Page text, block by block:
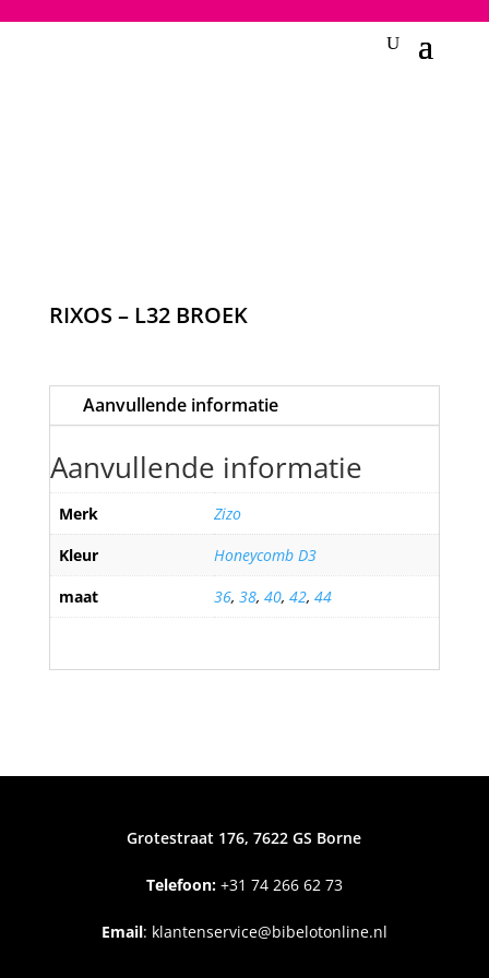
RIXOS – L32 BROEK
Aanvullende informatie
Aanvullende informatie
Merk
Zizo
Kleur
Honeycomb D3
maat
36, 38, 40, 42, 44
Grotestraat 176, 7622 GS Borne
Telefoon:+31 74 266 62 73
Email: klantenservice@bibelotonline.nl